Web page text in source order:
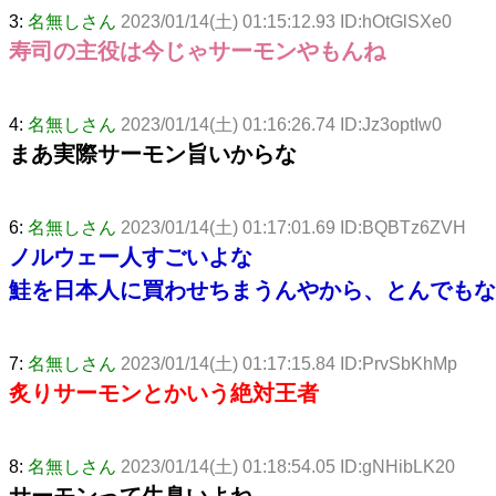
3: 名無しさん 2023/01/14(土) 01:15:12.93 ID:hOtGlSXe0
寿司の主役は今じゃサーモンやもんね
4: 名無しさん 2023/01/14(土) 01:16:26.74 ID:Jz3optIw0
まあ実際サーモン旨いからな
6: 名無しさん 2023/01/14(土) 01:17:01.69 ID:BQBTz6ZVH
ノルウェー人すごいよな
鮭を日本人に買わせちまうんやから、とんでも
7: 名無しさん 2023/01/14(土) 01:17:15.84 ID:PrvSbKhMp
炙りサーモンとかいう絶対王者
8: 名無しさん 2023/01/14(土) 01:18:54.05 ID:gNHibLK20